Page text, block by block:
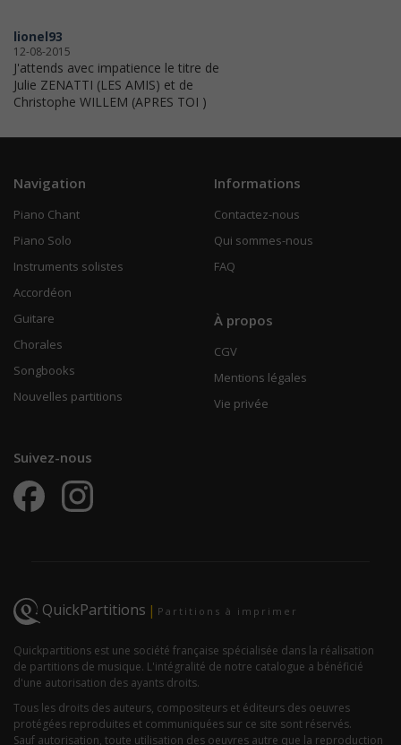
lionel93
12-08-2015
J'attends avec impatience le titre de
Julie ZENATTI (LES AMIS) et de
Christophe WILLEM (APRES TOI )
Navigation
Piano Chant
Piano Solo
Instruments solistes
Accordéon
Guitare
Chorales
Songbooks
Nouvelles partitions
Informations
Contactez-nous
Qui sommes-nous
FAQ
À propos
CGV
Mentions légales
Vie privée
Suivez-nous
QuickPartitions | Partitions à imprimer
Quickpartitions est une société française spécialisée dans la réalisation
de partitions de musique. L'intégralité de notre catalogue a bénéficié
d'une autorisation des ayants droits.
Tous les droits des auteurs, compositeurs et éditeurs des oeuvres
protégées reproduites et communiquées sur ce site sont réservés.
Sauf autorisation, toute utilisation des oeuvres autre que la reproduction